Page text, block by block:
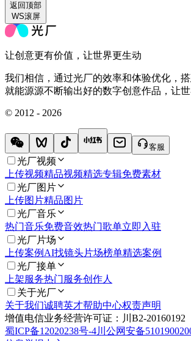
返回顶部
WS滚屏
让创意更有价值，让世界更生动
我们相信，通过光厂的效率和体验优化，搭
就能源源不断输出好的数字创意作品，让世
© 2012 - 2026
客服
光厂视频
上传视频精品视频精选专辑免费素材
光厂图片
上传图片精品图片
光厂音乐
热门音乐免费音效热门歌单立即入驻
光厂片场
上传案例 AI找镜头片场榜单精选案例
光厂接单
上架服务热门服务创作人
关于光厂
关于我们诚聘英才帮助中心权责声明
增值电信业务经营许可证：川B2-20160192
蜀ICP备12020238号-4川公网安备